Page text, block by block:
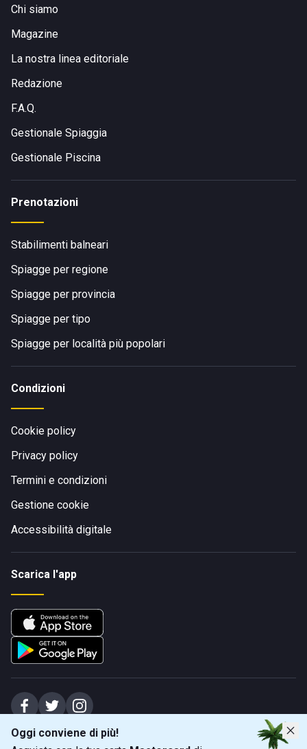
Oggi conviene di più!
Chi siamo
Magazine
La nostra linea editoriale
Redazione
F.A.Q.
Gestionale Spiaggia
Gestionale Piscina
Prenotazioni
Stabilimenti balneari
Spiagge per regione
Spiagge per provincia
Spiagge per tipo
Spiagge per località più popolari
Condizioni
Cookie policy
Privacy policy
Termini e condizioni
Gestione cookie
Accessibilità digitale
Scarica l'app
Spiagge Srl - Sede legale: Via Marecchiese 48, 47923 Rimini (RN), IT -